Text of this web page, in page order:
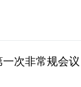
次非常规会议